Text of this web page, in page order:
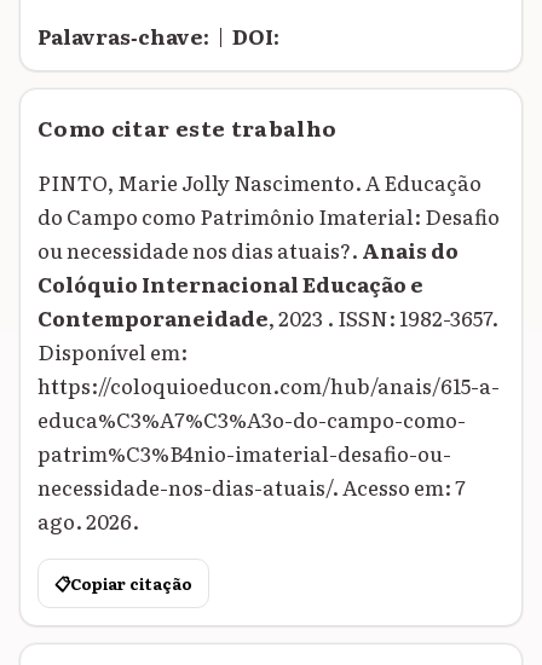
Palavras‑chave: | DOI:
Como citar este trabalho
PINTO, Marie Jolly Nascimento. A Educação
do Campo como Patrimônio Imaterial: Desafio
ou necessidade nos dias atuais?. Anais do
Colóquio Internacional Educação e
Contemporaneidade, 2023 . ISSN: 1982-3657.
Disponível em:
https://coloquioeducon.com/hub/anais/615-a-
educa%C3%A7%C3%A3o-do-campo-como-
patrim%C3%B4nio-imaterial-desafio-ou-
necessidade-nos-dias-atuais/. Acesso em: 7
ago. 2026.
📋Copiar citação